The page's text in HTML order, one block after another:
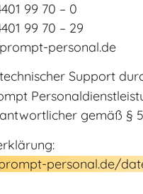
99 70 – 0
99 70 – 29
personal.de
Support
gemäß §
personal.de/